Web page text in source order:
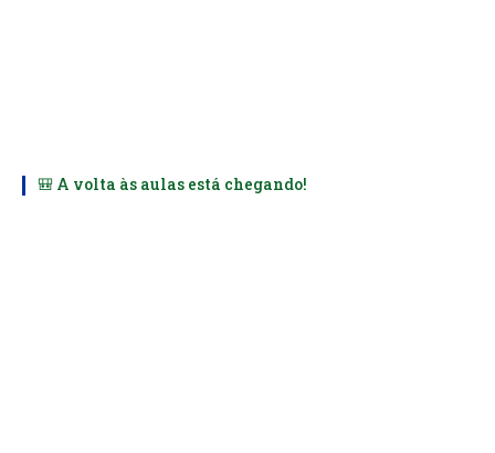
🎒 A volta às aulas está chegando!